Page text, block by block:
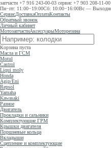
запчасти +7 916 243-00-03 сервис +7 903 208-11-00
Пн−пт: 11:00−19:00Сб: 10:00−16:00Вс —
СервисДоставкаОплатаКонтакты
Обратный звонок
Личный кабинет
МотозапчастиАксессуарыМоторезина
Корзина пуста
Масла и ГСМ
Motul
Castrol
Liqui moly
Honda
Agip/Eni
Repsol
Yamaha
Kawasaki
Разное
Двигатель
Прокладки и сальники
Комплектующие ГРМ
Крышки двигателя
Поршневые кольца
Вкладыши
Сцепление и комплектующие